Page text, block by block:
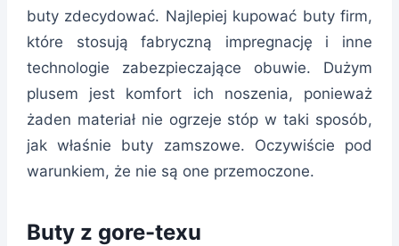
buty zdecydować. Najlepiej kupować buty firm,
które stosują fabryczną impregnację i inne
technologie zabezpieczające obuwie. Dużym
plusem jest komfort ich noszenia, ponieważ
żaden materiał nie ogrzeje stóp w taki sposób,
jak właśnie buty zamszowe. Oczywiście pod
warunkiem, że nie są one przemoczone.
Buty z gore-texu